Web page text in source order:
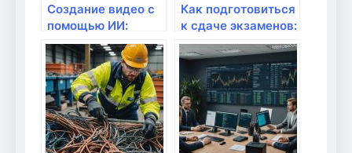
Создание видео с
помощью ИИ:
Лучшие нейросети
для видео в 2024
году
Как подготовиться
к сдаче экзаменов:
полный
путеводитель от
ТебеЗачет.ru